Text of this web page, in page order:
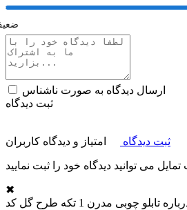
ارسال دیدگاه به صورت ناشناس
ثبت دیدگاه
ثبت دیدگاه امتیاز و دیدگاه کاربران
می توانید دیدگاه خود را ثبت نمایید
✖